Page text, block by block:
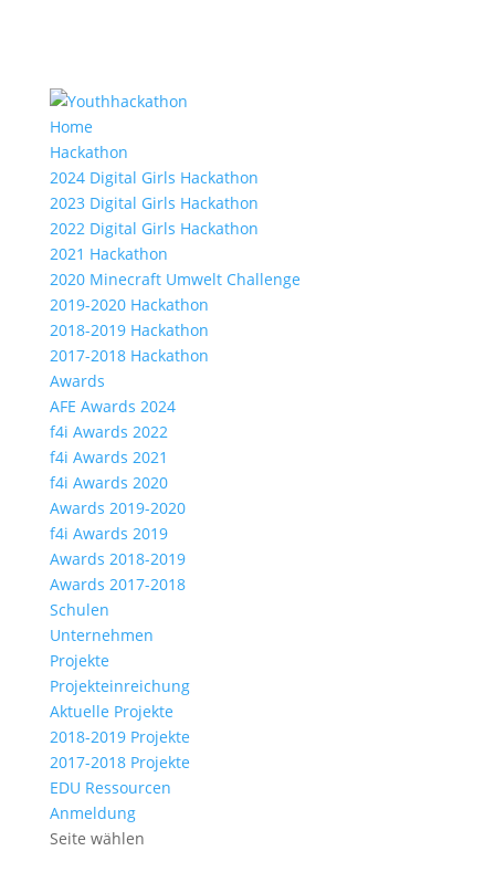
Home
Hackathon
2024 Digital Girls Hackathon
2023 Digital Girls Hackathon
2022 Digital Girls Hackathon
2021 Hackathon
2020 Minecraft Umwelt Challenge
2019-2020 Hackathon
2018-2019 Hackathon
2017-2018 Hackathon
Awards
AFE Awards 2024
f4i Awards 2022
f4i Awards 2021
f4i Awards 2020
Awards 2019-2020
f4i Awards 2019
Awards 2018-2019
Awards 2017-2018
Schulen
Unternehmen
Projekte
Projekteinreichung
Aktuelle Projekte
2018-2019 Projekte
2017-2018 Projekte
EDU Ressourcen
Anmeldung
Seite wählen